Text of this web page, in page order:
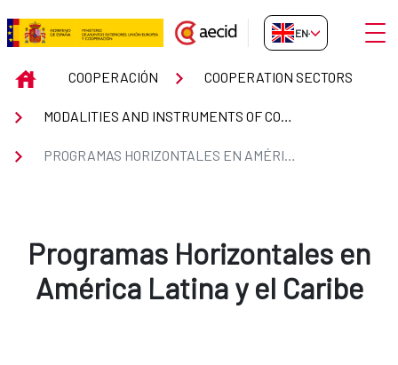
Skip to Main Content
Programas Horizontales en
EN-GB
INICIOCOOPERACIÓN COOPERATION SECTORS
MODALITIES AND INSTRUMENTS OF COOPERATION
PROGRAMAS HORIZONTALES EN AMÉRICA LATINA Y EL CARIBE
Programas Horizontales en
América Latina y el Caribe